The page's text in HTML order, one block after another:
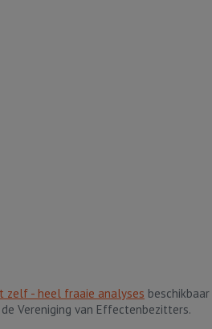
zelf - heel fraaie analyses beschikbaar
Vereniging van Effectenbezitters.